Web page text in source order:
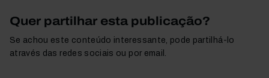
Quer partilhar esta publicação?
Se achou este conteúdo interessante, pode partilhá-lo
através das redes sociais ou por email.